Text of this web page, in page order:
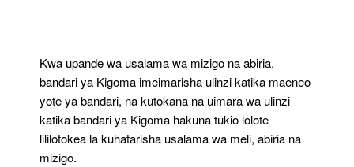
Kwa upande wa usalama wa mizigo na abiria,
bandari ya Kigoma imeimarisha ulinzi katika maeneo
yote ya bandari, na kutokana na uimara wa ulinzi
katika bandari ya Kigoma hakuna tukio lolote
lililotokea la kuhatarisha usalama wa meli, abiria na
mizigo.